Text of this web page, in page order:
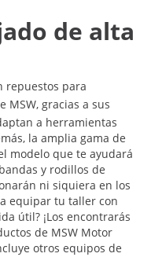
de alta
repuestos para
MSW, gracias a sus
a herramientas
la amplia gama de
modelo que te ayudará
y rodillos de
ni siquiera en los
equipar tu taller con
útil? ¡Los encontrarás
de MSW Motor
otros equipos de